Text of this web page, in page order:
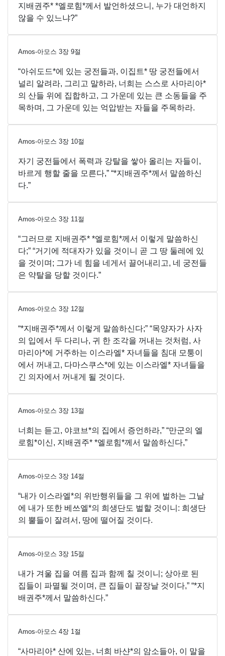
지배권주* *엘로힘*께서 발언하셨으니, 누가 대언하지
않을 수 있느냐?”
Amos-아모스 3장 9절
“아쉬도드*에 있는 궁전들과, 이집트* 땅 궁전들에서
널리 알려라, 그리고 말하라, 너희는 스스로 사마리아*
의 산들 위에 집합하고, 그 가운데 있는 큰 소동들을 주
목하며, 그 가운데 있는 억압받는 자들을 주목하라.
Amos-아모스 3장 10절
자기 궁전들에서 폭력과 강탈을 쌓아 올리는 자들이,
바르게 행할 줄을 모른다,” “*지배권주*께서 말씀하신
다.”
Amos-아모스 3장 11절
“그러므로 지배권주* *엘로힘*께서 이렇게 말씀하신
다;” “거기에 적대자가 있을 것이니 곧 그 땅 둘레에 있
을 것이며; 그가 네 힘을 네게서 끌어내리고, 네 궁전들
은 약탈을 당할 것이다.”
Amos-아모스 3장 12절
“*지배권주*께서 이렇게 말씀하신다;” “목양자가 사자
의 입에서 두 다리나, 귀 한 조각을 꺼내는 것처럼, 사
마리아*에 거주하는 이스라엘* 자녀들을 침대 모퉁이
에서 꺼내고, 다마스쿠스*에 있는 이스라엘* 자녀들을
긴 의자에서 꺼내게 될 것이다.
Amos-아모스 3장 13절
너희는 듣고, 야코브*의 집에서 증언하라,” “만군의 엘
로힘*이신, 지배권주* *엘로힘*께서 말씀하신다,”
Amos-아모스 3장 14절
“내가 이스라엘*의 위반행위들을 그 위에 벌하는 그날
에 내가 또한 베쓰엘*의 희생단도 벌할 것이니: 희생단
의 뿔들이 잘려서, 땅에 떨어질 것이다.
Amos-아모스 3장 15절
내가 겨울 집을 여름 집과 함께 칠 것이니; 상아로 된
집들이 파멸될 것이며, 큰 집들이 끝장날 것이다,” “*지
배권주*께서 말씀하신다.”
Amos-아모스 4장 1절
“사마리아* 산에 있는, 너희 바샨*의 암소들아, 이 말을